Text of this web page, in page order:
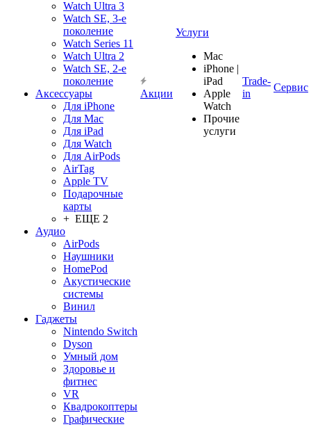
Watch Ultra 3
Watch SE, 3-е
поколение
Watch Series 11
Watch Ultra 2
Watch SE, 2-е
поколение
Аксессуары
Для iPhone
Для Mac
Для iPad
Для Watch
Для AirPods
AirTag
Apple TV
Подарочные
карты
+ ЕЩЕ 2
Аудио
AirPods
Наушники
HomePod
Акустические
системы
Винил
Гаджеты
Nintendo Switch
Dyson
Умный дом
Здоровье и
фитнес
VR
Квадрокоптеры
Графические
Акции
Услуги
Mac
iPhone |
iPad
Apple
Watch
Прочие
услуги
Trade-
in
Сервис